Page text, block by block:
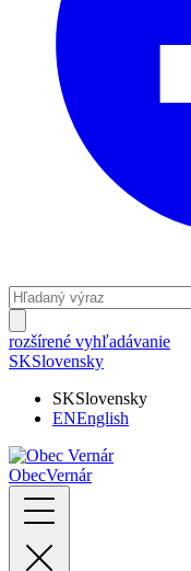
rozšírené vyhľadávanie
SKSlovensky
SKSlovensky
ENEnglish
ObecVernár